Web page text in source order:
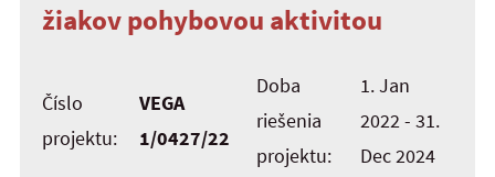
žiakov pohybovou aktivitou
Číslo
projektu:
VEGA
1/0427/22
Doba
riešenia
projektu:
1. Jan
2022 - 31.
Dec 2024